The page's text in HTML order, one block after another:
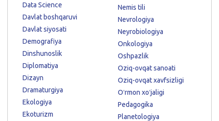
Data Science
Davlat boshqaruvi
Davlat siyosati
Demografiya
Dinshunoslik
Diplomatiya
Dizayn
Dramaturgiya
Ekologiya
Ekoturizm
Nemis tili
Nevrologiya
Neyrobiologiya
Onkologiya
Oshpazlik
Oziq-ovqat sanoati
Oziq-ovqat xavfsizligi
Oʻrmon xoʻjaligi
Pedagogika
Planetologiya